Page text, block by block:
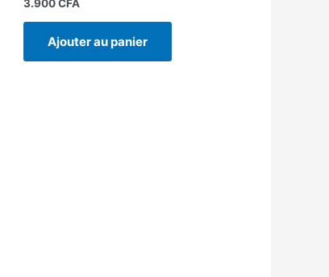
3.900CFA
Ajouter au panier